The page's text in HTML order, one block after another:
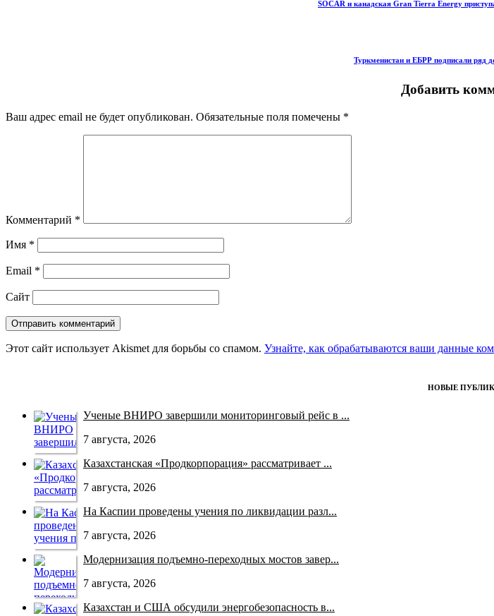
SOCAR и канадская Gran Tierra Energy
Туркменистан и ЕБРР подписали ряд
Добавить
Ваш адрес email не будет опубликован. Обязательные поля помечены *
Комментарий *
Имя *
Email *
Сайт
Этот сайт использует Akismet для борьбы со спамом. Узнайте, как обрабатываются ваши данные
НОВЫЕ
Ученые ВНИРО завершили мониторинговый рейс в ...
7 августа, 2026
Казахстанская «Продкорпорация» рассматривает ...
7 августа, 2026
На Каспии проведены учения по ликвидации разл...
7 августа, 2026
Модернизация подъемно-переходных мостов завер...
7 августа, 2026
Казахстан и США обсудили энергобезопасность в...